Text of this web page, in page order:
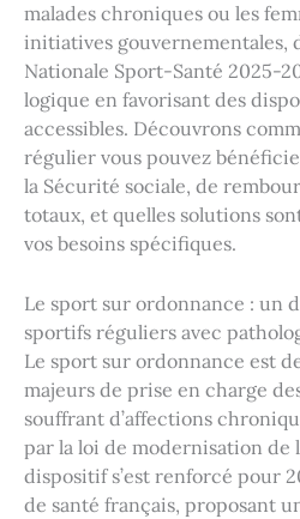
malades chroniques ou les
initiatives gouvernementales,
Nationale Sport-Santé 2025-
logique en favorisant des
accessibles. Découvrons
régulier vous pouvez
la Sécurité sociale, de
totaux, et quelles solutions
vos besoins spécifiques.
Le sport sur ordonnance : un
sportifs réguliers avec
Le sport sur ordonnance est
majeurs de prise en charge
souffrant d’affections
par la loi de modernisation de
dispositif s’est renforcé pour
de santé français, proposant